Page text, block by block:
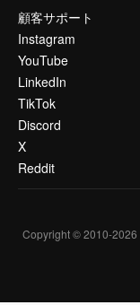
顧客サポート
Instagram
YouTube
LinkedIn
TikTok
Discord
X
Reddit
Copyright © 2010-2026